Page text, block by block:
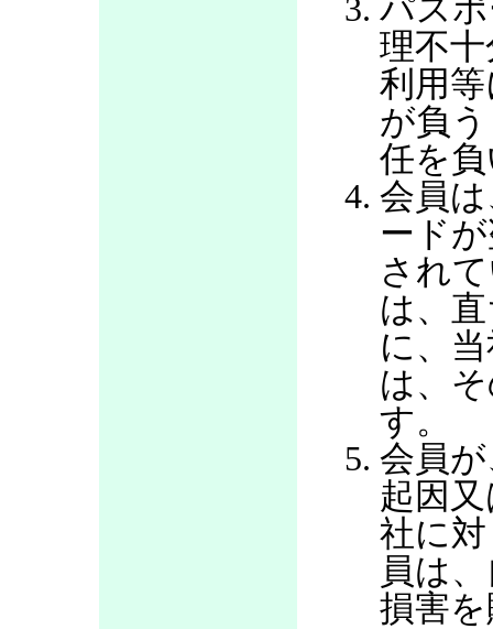
パス
理不
利用
が負
任を
会員
ード
され
は、
に、
は、
す。
会員
起因
社に
員は
損害